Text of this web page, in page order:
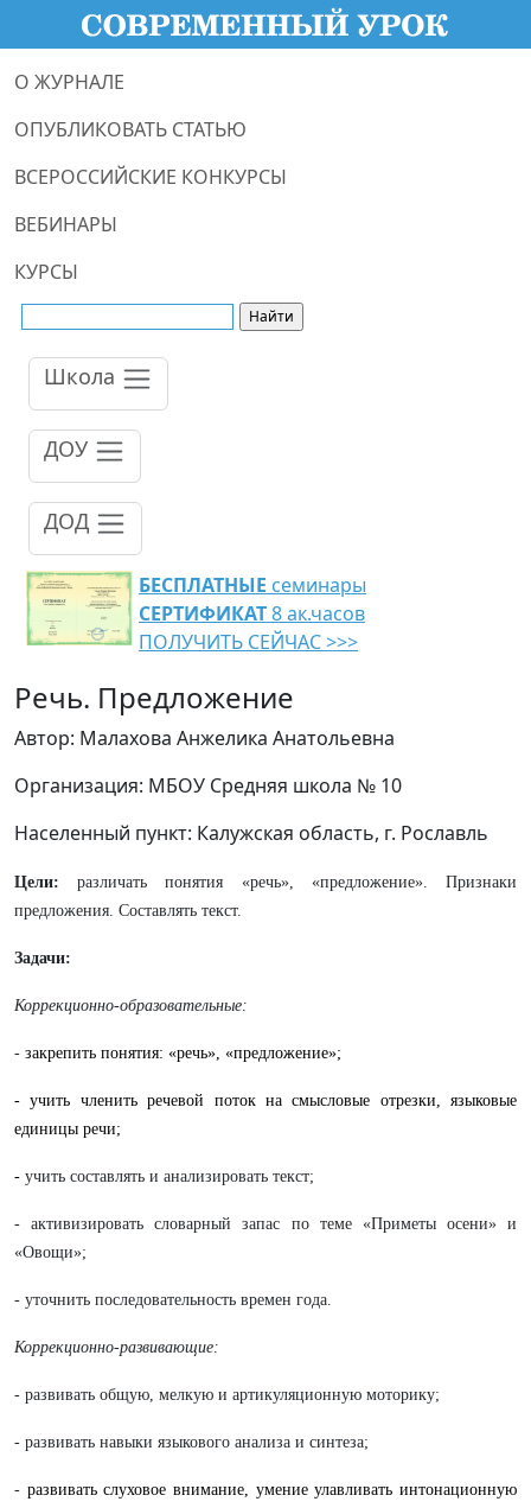
О ЖУРНАЛЕ
ОПУБЛИКОВАТЬ СТАТЬЮ
ВСЕРОССИЙСКИЕ КОНКУРСЫ
ВЕБИНАРЫ
КУРСЫ
Школа
ДОУ
ДОД
БЕСПЛАТНЫЕ семинары
СЕРТИФИКАТ8 ак.часов
ПОЛУЧИТЬ СЕЙЧАС >>>
Речь. Предложение
Автор: Малахова Анжелика Анатольевна
Организация: МБОУ Средняя школа № 10
Населенный пункт: Калужская область, г. Рославль
Цели: различать понятия «речь», «предложение». Признаки
предложения. Составлять текст.
Задачи:
Коррекционно-образовательные:
- закрепить понятия: «речь», «предложение»;
- учить членить речевой поток на смысловые отрезки, языковые
единицы речи;
- учить составлять и анализировать текст;
- активизировать словарный запас по теме «Приметы осени» и
«Овощи»;
- уточнить последовательность времен года.
Коррекционно-развивающие:
- развивать общую, мелкую и артикуляционную моторику;
- развивать навыки языкового анализа и синтеза;
- развивать слуховое внимание, умение улавливать интонационную